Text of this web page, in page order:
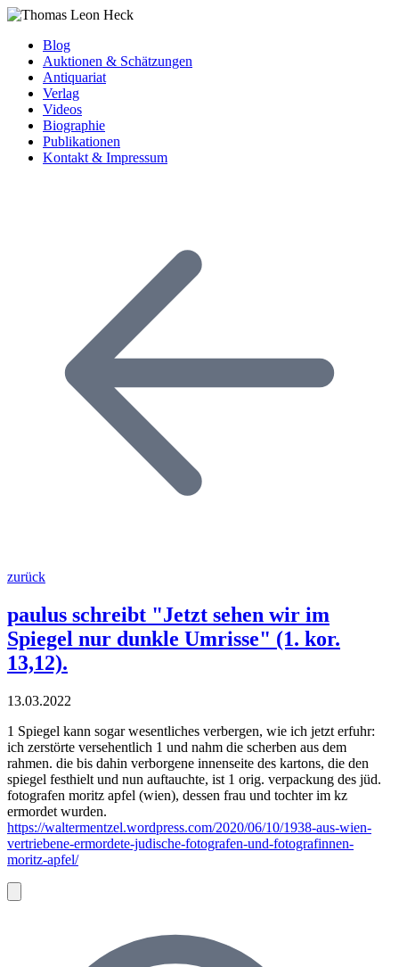
Blog
Auktionen & Schätzungen
Antiquariat
Verlag
Videos
Biographie
Publikationen
Kontakt & Impressum
zurück
paulus schreibt "Jetzt sehen wir im
Spiegel nur dunkle Umrisse" (1. kor.
13,12).
13.03.2022
1 Spiegel kann sogar wesentliches verbergen, wie ich jetzt erfuhr:
ich zerstörte versehentlich 1 und nahm die scherben aus dem
rahmen. die bis dahin verborgene innenseite des kartons, die den
spiegel festhielt und nun auftauchte, ist 1 orig. verpackung des jüd.
fotografen moritz apfel (wien), dessen frau und tochter im kz
ermordet wurden.
https://waltermentzel.wordpress.com/2020/06/10/1938-aus-wien-
vertriebene-ermordete-judische-fotografen-und-fotografinnen-
moritz-apfel/